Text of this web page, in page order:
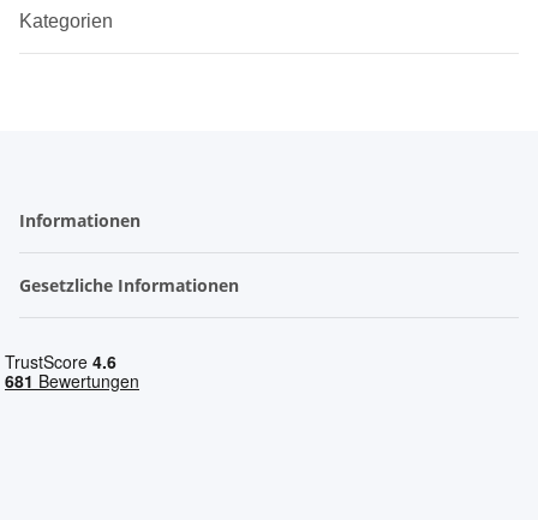
Kategorien
Informationen
Gesetzliche Informationen